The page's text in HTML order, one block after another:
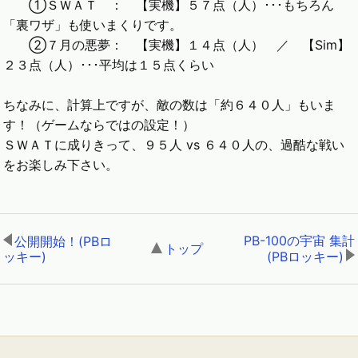
①ＳＷＡＴ ： 【実機】５７点（人）･･･もちろん
「裏ワザ」も使いまくりです。
②７月の悪夢： 【実機】１４点（人） ／ 【Sim】
２３点（人）･･･平均は１５点くらい
ちなみに、計算上ですが、敵の数は「約６４０人」もいま
す！（ゲームならではの設定！）
ＳＷＡＴに成りきって、９５人 vs ６４０人の、過酷な戦い
をお楽しみ下さい。
公開開始！(PBロ
ッキー)
トップ,
PB-100の宇宙 集計
(PBロッキー)